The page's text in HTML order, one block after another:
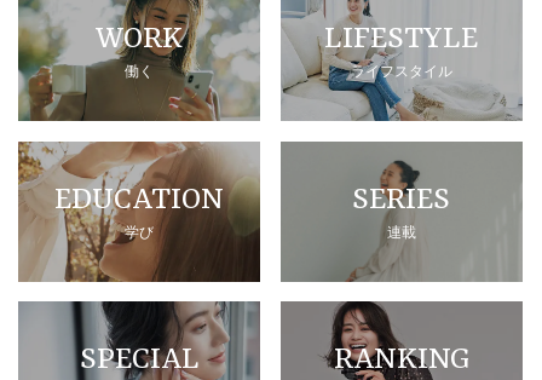
WORK
働く
LIFESTYLE
ライフスタイル
EDUCATION
学び
SERIES
連載
SPECIAL RANKING